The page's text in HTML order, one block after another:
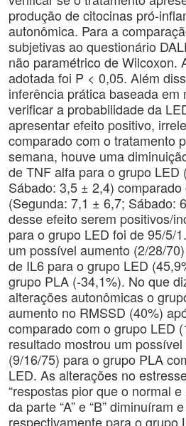
produção de citocinas pró-
autonômica. Para a
subjetivas ao questionário
não paramétrico de Wilcoxon.
adotada foi P < 0,05. Além
inferência prática baseada em
verificar a probabilidade da
apresentar efeito positivo,
comparado com o tratamento
semana, houve uma
de TNF alfa para o grupo LED
Sábado: 3,5 ± 2,4)
(Segunda: 7,1 ± 6,7; Sábado:
desse efeito serem positivos/
para o grupo LED foi de 95/5/
um possível aumento (2/28/
de IL6 para o grupo LED
grupo PLA (-34,1%). No que
alterações autonômicas o
aumento no RMSSD (40%)
comparado com o grupo LED
resultado mostrou um
(9/16/75) para o grupo PLA
LED. As alterações no
“respostas pior que o normal
da parte “A” e “B” diminuíram
respectivamente para o grupo